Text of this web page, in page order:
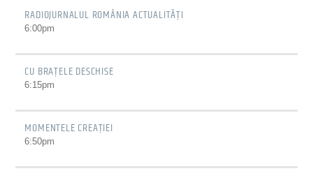
RADIOJURNALUL ROMÂNIA ACTUALITĂȚI
6:00pm
CU BRAȚELE DESCHISE
6:15pm
MOMENTELE CREAȚIEI
6:50pm